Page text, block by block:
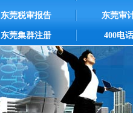
东莞税审报告
东莞集群注册
东莞审
400电